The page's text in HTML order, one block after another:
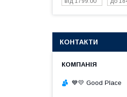
КОНТАКТИ
💙💛 Good Place